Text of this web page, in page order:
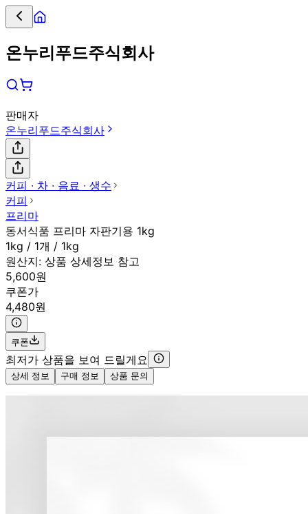
온누리푸드주식회사
판매자
온누리푸드주식회사
커피 ∙ 차 ∙ 음료 ∙ 생수
커피
프리마
동서식품 프리마 자판기용 1kg
1kg / 1개 / 1kg
원산지: 상품 상세정보 참고
5,600원
쿠폰가
4,480원
쿠폰
최저가 상품을 보여 드릴게요
상세 정보 구매 정보 상품 문의